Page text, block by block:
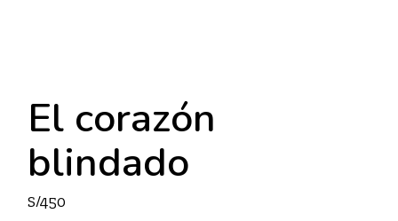
El corazón
blindado
S/450